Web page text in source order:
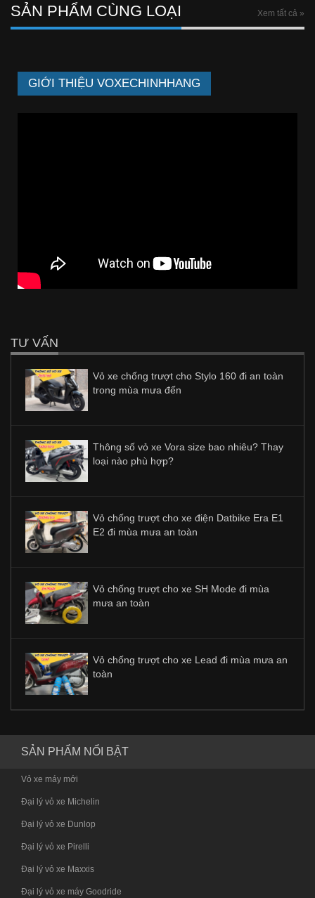
SẢN PHẨM CÙNG LOẠI Xem tất cả »
GIỚI THIỆU VOXECHINHHANG
TƯ VẤN
Vỏ xe chống trượt cho Stylo 160 đi an toàn
trong mùa mưa đến
Thông số vỏ xe Vora size bao nhiêu? Thay
loại nào phù hợp?
Vỏ chống trượt cho xe điện Datbike Era E1
E2 đi mùa mưa an toàn
Vỏ chống trượt cho xe SH Mode đi mùa
mưa an toàn
Vỏ chống trượt cho xe Lead đi mùa mưa an
toàn
SẢN PHẨM NỔI BẬT
Vỏ xe máy mới
Đại lý vỏ xe Michelin
Đại lý vỏ xe Dunlop
Đại lý vỏ xe Pirelli
Đại lý vỏ xe Maxxis
Đại lý vỏ xe máy Goodride